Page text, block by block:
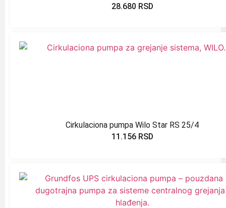
28.680 RSD
Cirkulaciona pumpa Wilo Star RS 25/4
11.156 RSD